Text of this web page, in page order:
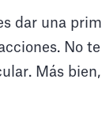
dar una
No
Más